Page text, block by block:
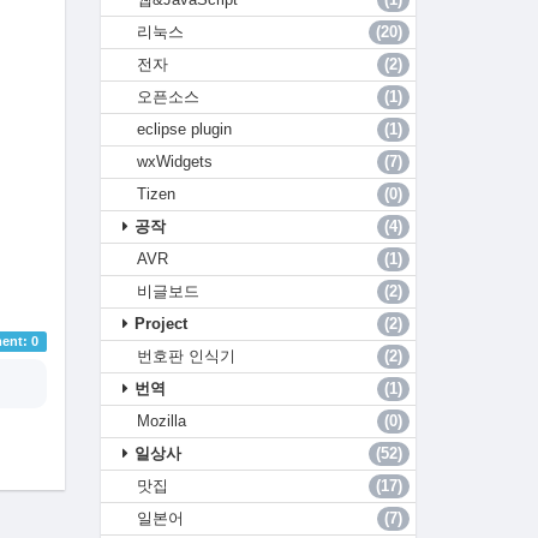
0
리눅스
(20)
전자
(2)
오픈소스
(1)
eclipse plugin
(1)
wxWidgets
(7)
Tizen
(0)
공작
(4)
AVR
(1)
비글보드
(2)
Project
(2)
번호판 인식기
(2)
번역
(1)
Mozilla
(0)
일상사
(52)
맛집
(17)
일본어
(7)